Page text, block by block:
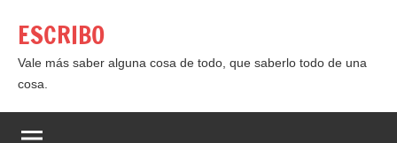
contenido
ESCRIBO
Vale más saber alguna cosa de todo, que saberlo todo de una
cosa.